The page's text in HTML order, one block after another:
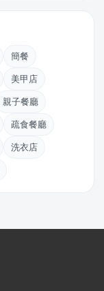
簡餐
美甲店
親子餐廳
疏食餐廳
洗衣店